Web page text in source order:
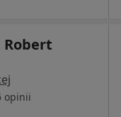
Robert
opinii